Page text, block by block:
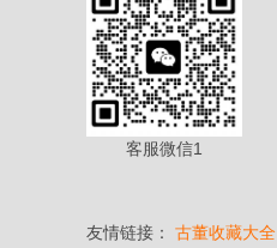
客服微信1
友情链接： 古董收藏大全